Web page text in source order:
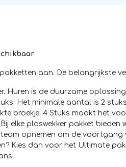
aan. De belangrijkste
Huren is de duurzame
Het minimale aantal is 2
broekje. 4 Stuks maakt het
elke plaswekker pakket
opnemen om de voortgang
Kies dan voor het Ultimate